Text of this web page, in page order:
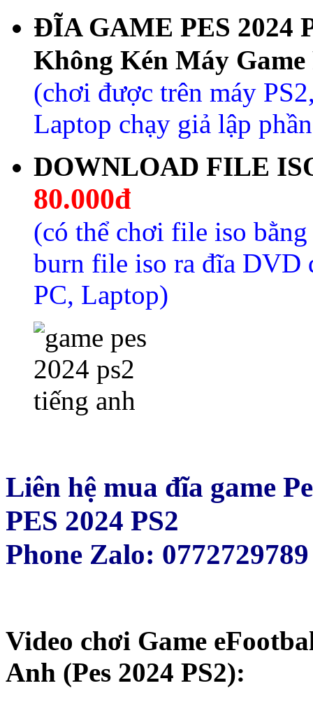
ĐĨA GAME PES 2024
Không Kén Máy
(chơi được trên máy
Laptop chạy giả lập
DOWNLOAD FILE
80.000đ
(có thể chơi file iso
burn file iso ra đĩa DVD
PC, Laptop)
Liên hệ mua đĩa game
PES 2024 PS2
Phone Zalo:
Video chơi Game
Anh (Pes 2024 PS2):